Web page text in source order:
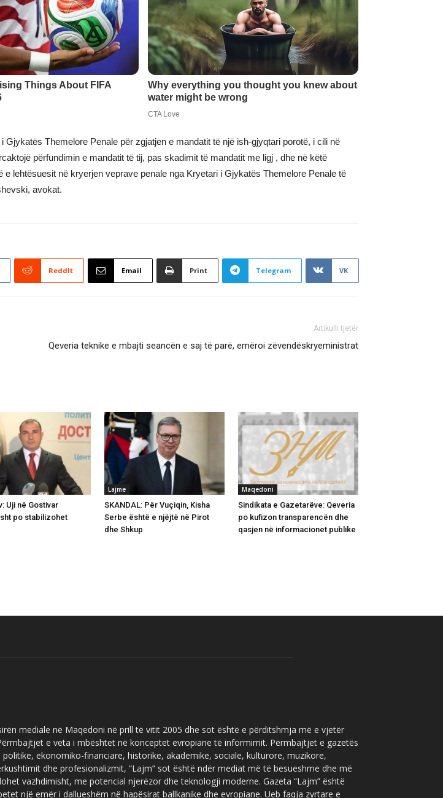
Themelore Penale për zgjatjen e mandatit të një ish-gjyqtari porotë, i cili në
përfundimin e mandatit të tij, pas skadimit të mandatit me ligj , dhe në këtë
lehtësuesit në kryerjen veprave penale nga Kryetari i Gjykatës Themelore Penale të
avokat.
ReddIt Email Print Telegram VK
Artikulli tjetër
Qeveria teknike e mbajti seancën e saj të parë, emëroi zëvendëskryeministrat
Uji në Gostivar
po stabilizohet
Lajme
SKANDAL: Për Vuçiqin, Kisha
Serbe është e njëjtë në Pirot
dhe Shkup
Maqedoni
Sindikata e Gazetarëve: Qeveria
po kufizon transparencën dhe
qasjen në informacionet publike
mediale në Maqedoni në prill të vitit 2005 dhe sot është e përditshmja më e vjetër
e veta i mbështet në konceptet evropiane të informimit. Përmbajtjet e gazetës
politike, ekonomiko-financiare, historike, akademike, sociale, kulturore, muzikore,
dhe profesionalizmit, “Lajm” sot është ndër mediat më të besueshme dhe më
vazhdimisht, me potencial njerëzor dhe teknologji moderne. Gazeta “Lajm” është
një emër i dallueshëm në hapësirat ballkanike dhe evropiane. Ueb faqja zyrtare e